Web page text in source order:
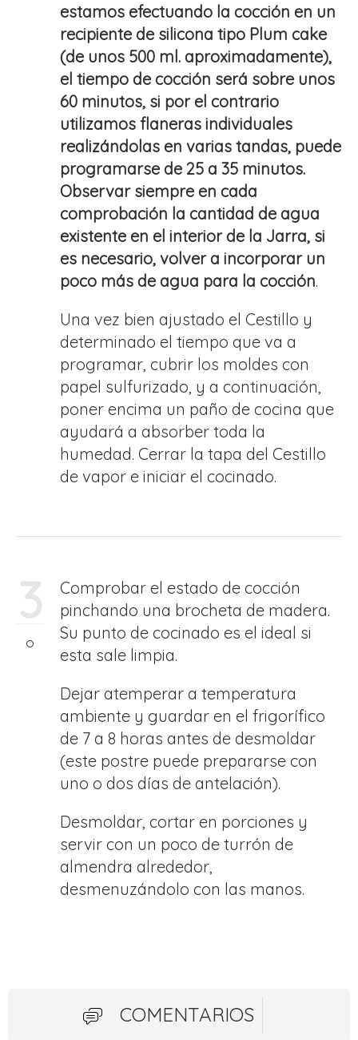
estamos efectuando la cocción en un
recipiente de silicona tipo Plum cake
(de unos 500 ml. aproximadamente),
el tiempo de cocción será sobre unos
60 minutos, si por el contrario
utilizamos flaneras individuales
realizándolas en varias tandas, puede
programarse de 25 a 35 minutos.
Observar siempre en cada
comprobación la cantidad de agua
existente en el interior de la Jarra, si
es necesario, volver a incorporar un
poco más de agua para la cocción.
Una vez bien ajustado el Cestillo y
determinado el tiempo que va a
programar, cubrir los moldes con
papel sulfurizado, y a continuación,
poner encima un paño de cocina que
ayudará a absorber toda la
humedad. Cerrar la tapa del Cestillo
de vapor e iniciar el cocinado.
3
Comprobar el estado de cocción
pinchando una brocheta de madera.
Su punto de cocinado es el ideal si
esta sale limpia.
Dejar atemperar a temperatura
ambiente y guardar en el frigorífico
de 7 a 8 horas antes de desmoldar
(este postre puede prepararse con
uno o dos días de antelación).
Desmoldar, cortar en porciones y
servir con un poco de turrón de
almendra alrededor,
desmenuzándolo con las manos.
COMENTARIOS